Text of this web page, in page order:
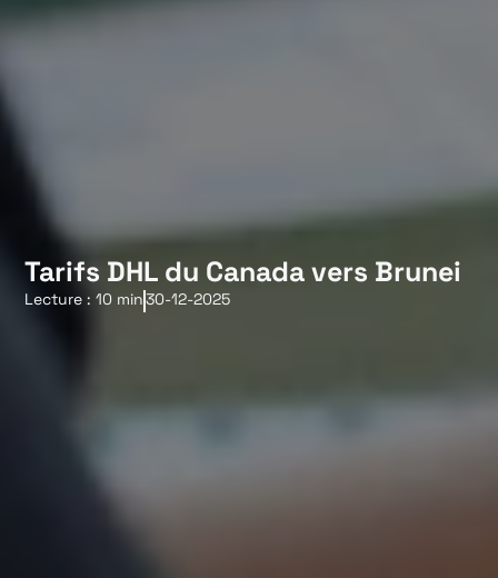
Tarifs DHL du Canada vers Brunei
Lecture : 10 min30-12-2025